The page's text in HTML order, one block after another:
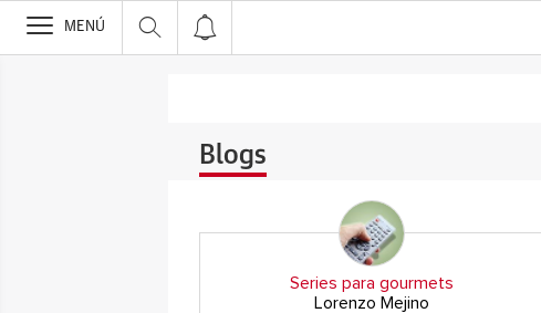
>
MENÚ
Blogs
Series para gourmets
Lorenzo Mejino